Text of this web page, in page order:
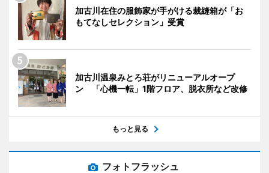
加古川在住の服飾家が手がける裁縫箱が「お
もてなしセレクション」受賞
加古川温泉みとろ荘がリニューアルオープ
ン 「心機一転」1階フロア、脱衣所など改修
もっと見る
フォトフラッシュ